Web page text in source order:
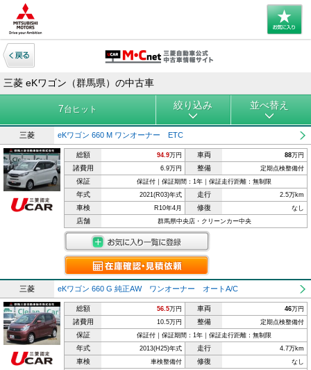
三菱 eKワゴン（群馬県）の中古車
7台ヒット 絞り込み 並べ替え
三菱 eKワゴン 660 M ワンオーナー ETC
総額 94.9万円 車両 88万円
諸費用 6.9万円 整備 定期点検整備付
保証 保証付｜保証期間：1年｜保証走行距離：無制限
年式 2021(R03)年式 走行 2.5万km
車検 R10年4月 修復 なし
店舗 群馬県中央店・クリーンカー中央
三菱 eKワゴン 660 G 純正AW ワンオーナー オートA/C
総額 56.5万円 車両 46万円
諸費用 10.5万円 整備 定期点検整備付
保証 保証付｜保証期間：1年｜保証走行距離：無制限
年式 2013(H25)年式 走行 4.7万km
車検 車検整備付 修復 なし